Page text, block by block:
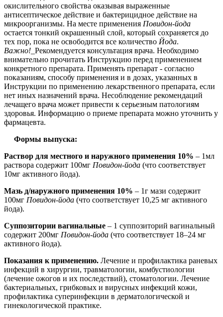
окислительного свойства оказывая выраженные
антисептическое действие и бактерицидное действие на
микроорганизмы. На месте применения Повидон-йода
остается тонкий окрашенный слой, который сохраняется до
тех пор, пока не освободится все количество Йода.
Важно! _Рекомендуется консультация врача. Необходимо
внимательно прочитать Инструкцию перед применением
конкретного препарата. Применять препарат - согласно
показаниям, способу применения и в дозах, указанных в
Инструкции по применению лекарственного препарата, если
нет иных назначений врача. Несоблюдение рекомендаций
лечащего врача может привести к серьезным патологиям
здоровья. Информацию о приеме препарата можно уточнить у
фармацевта.
Формы выпуска:
Раствор для местного и наружного применения 10% – 1мл
раствора содержит 100мг Повидон-йода (что соответствует
10мг активного йода).
Мазь д/наружного применения 10% – 1г мази содержит
100мг Повидон-йода (что соответствует 10,25 мг активного
йода).
Суппозитории вагинальные – 1 суппозиторий вагинальный
содержит 200мг Повидон-йода (что соответствует 18–24 мг
активного йода).
Показания к применению. Лечение и профилактика раневых
инфекций в хирургии, травматологии, комбустиологии
(лечение ожогов и их последствий), стоматологии. Лечение
бактериальных, грибковых и вирусных инфекций кожи,
профилактика суперинфекции в дерматологической и
гинекологической практике.